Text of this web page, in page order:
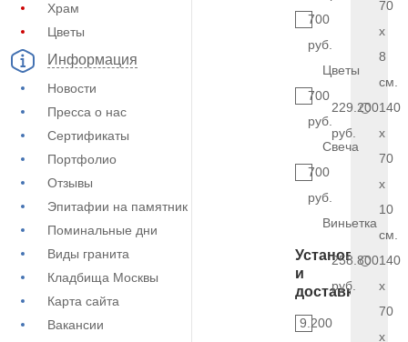
Храм
Цветы
Информация
Новости
Пресса о нас
Сертификаты
Портфолио
Отзывы
Эпитафии на памятник
Поминальные дни
Виды гранита
Кладбища Москвы
Карта сайта
Вакансии
700
руб.
Цветы
700
руб.
Свеча
700
руб.
Виньетка
Установка
и
доставка
9.200
70
x
8
см.
229.200
руб.
140
x
70
x
10
см.
258.800
руб.
140
x
70
x